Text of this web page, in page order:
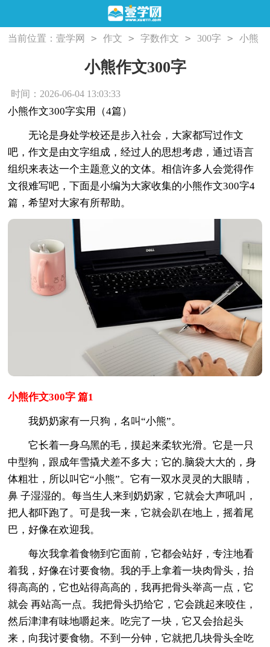
当前位置：壹学网 > 作文 > 字数作文 > 300字 >
小熊
小熊作文300字
时间：2026-06-04 13:03:33
小熊作文300字实用（4篇）
无论是身处学校还是步入社会，大家都写过作文
吧，作文是由文字组成，经过人的思想考虑，通过语言
组织来表达一个主题意义的文体。相信许多人会觉得作
文很难写吧，下面是小编为大家收集的小熊作文300字4
篇，希望对大家有所帮助。
小熊作文300字 篇1
我奶奶家有一只狗，名叫“小熊”。
它长着一身乌黑的毛，摸起来柔软光滑。它是一只
中型狗，跟成年雪撬犬差不多大；它的.脑袋大大的，身
体粗壮，所以叫它“小熊”。它有一双水灵灵的大眼睛，
鼻 子湿湿的。每当生人来到奶奶家，它就会大声吼叫，
把人都吓跑了。可是我一来，它就会趴在地上，摇着尾
巴，好像在欢迎我。
每次我拿着食物到它面前，它都会站好，专注地看
着我，好像在讨要食物。我的手上拿着一块肉骨头，抬
得高高的，它也站得高高的，我再把骨头举高一点，它
就会 再站高一点。我把骨头扔给它，它会跳起来咬住，
然后津津有味地嚼起来。吃完了一块，它又会抬起头
来，向我讨要食物。不到一分钟，它就把几块骨头全吃